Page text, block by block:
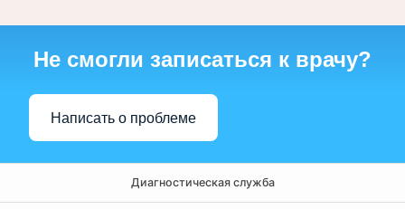
Не смогли записаться к врачу?
Написать о проблеме
Диагностическая служба